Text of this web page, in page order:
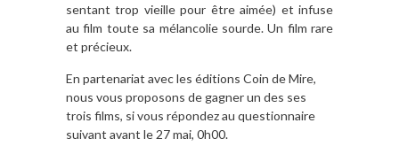
sentant trop vieille pour être aimée) et infuse
au film toute sa mélancolie sourde. Un film rare
et précieux.
En partenariat avec les éditions Coin de Mire,
nous vous proposons de gagner un des ses
trois films, si vous répondez au questionnaire
suivant avant le 27 mai, 0h00.